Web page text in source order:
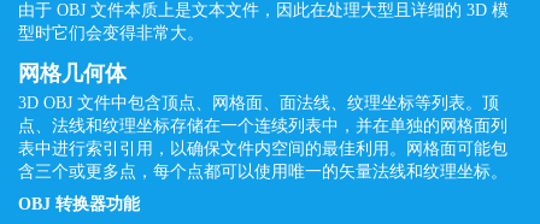
由于 OBJ 文件本质上是文本文件，因此在处理大型且详细的 3D 模
型时它们会变得非常大。
网格几何体
3D OBJ 文件中包含顶点、网格面、面法线、纹理坐标等列表。顶
点、法线和纹理坐标存储在一个连续列表中，并在单独的网格面列
表中进行索引引用，以确保文件内空间的最佳利用。网格面可能包
含三个或更多点，每个点都可以使用唯一的矢量法线和纹理坐标。
OBJ 转换器功能